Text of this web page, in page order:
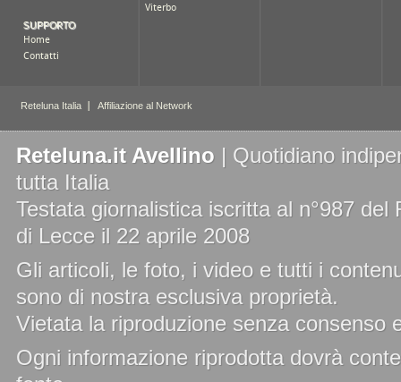
Reteluna.it Avellino | Quotidiano
tutta Italia
Testata giornalistica iscritta al n°987
di Lecce il 22 aprile 2008
Gli articoli, le foto, i video e tutti i
sono di nostra esclusiva proprietà.
Vietata la riproduzione senza consenso
Ogni informazione riprodotta dovrà